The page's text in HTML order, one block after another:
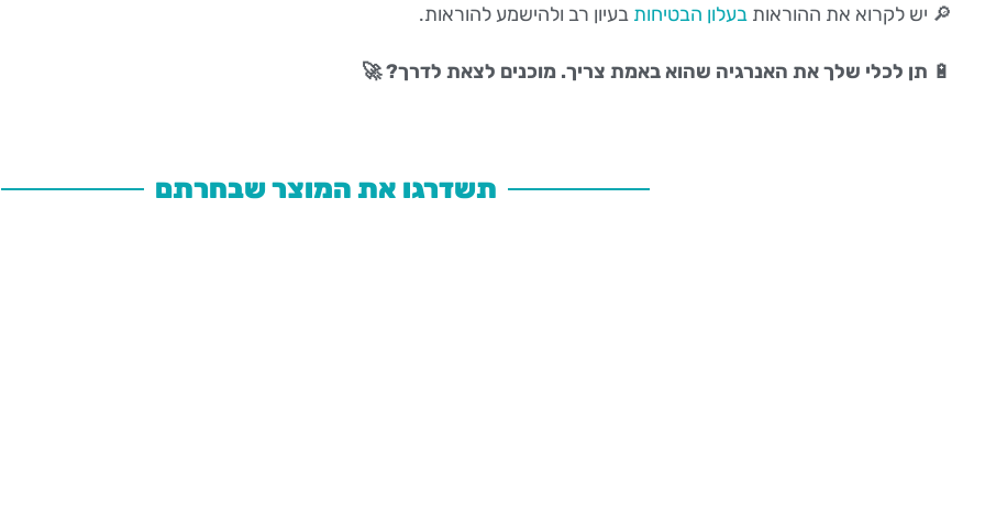
🔎 יש לקרוא את ההוראות בעלון הבטיחות בעיון רב ולהישמע להוראות.
🔋 תן לכלי שלך את האנרגיה שהוא באמת צריך. מוכנים לצאת לדרך? 🚀
תשדרגו את המוצר שבחרתם